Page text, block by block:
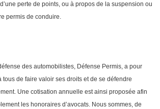
perte de points, ou à propos de la suspension ou
permis de conduire.
des automobilistes, Défense Permis, a pour
tous de faire valoir ses droits et de se défendre
Une cotisation annuelle est ainsi proposée afin
les honoraires d’avocats. Nous sommes, de